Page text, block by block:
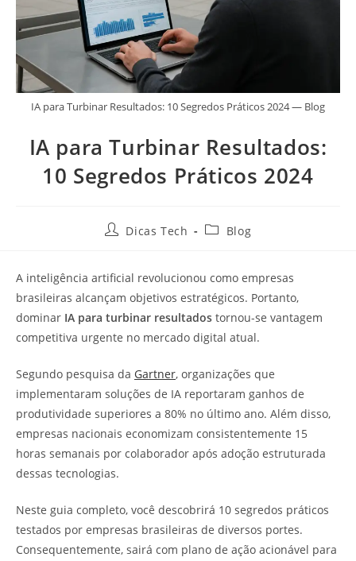
IA para Turbinar Resultados: 10 Segredos Práticos 2024 — Blog
IA para Turbinar Resultados:
10 Segredos Práticos 2024
Dicas Tech Blog
A inteligência artificial revolucionou como empresas
brasileiras alcançam objetivos estratégicos. Portanto,
dominar IA para turbinar resultados tornou-se vantagem
competitiva urgente no mercado digital atual.
Segundo pesquisa da Gartner, organizações que
implementaram soluções de IA reportaram ganhos de
produtividade superiores a 80% no último ano. Além disso,
empresas nacionais economizam consistentemente 15
horas semanais por colaborador após adoção estruturada
dessas tecnologias.
Neste guia completo, você descobrirá 10 segredos práticos
testados por empresas brasileiras de diversos portes.
Consequentemente, sairá com plano de ação acionável para